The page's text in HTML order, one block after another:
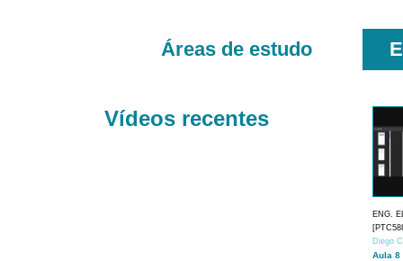
Áreas de estudo
Vídeos recentes
ENG.
Diego
Aula 8